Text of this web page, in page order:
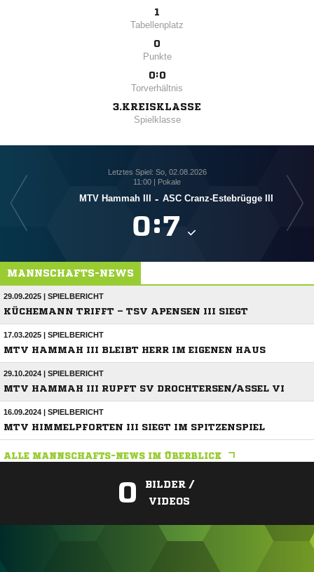
1
Tabellenplatz
0
Punkte
0:0
Torverhältnis
3.KREISKLASSE
Spielklasse
Letztes Spiel: So, 02.08.2026
11:00 | Pokale
MTV Hammah III - ASC Cranz-Estebrügge III
:
MANNSCHAFTS-NEWS
29.09.2025 | SPIELBERICHT
KÜCHEMANN TRIFFT – TSV APENSEN III SIEGT
17.03.2025 | SPIELBERICHT
MTV HAMMAH III BLEIBT HERR IM EIGENEN HAUS
29.10.2024 | SPIELBERICHT
MTV HAMMAH III RUPFT SV DROCHTERSEN/ASSEL VI
16.09.2024 | SPIELBERICHT
MTV HIMMELPFORTEN III SIEGT IM SPITZENSPIEL
ALLE MANNSCHAFTS-NEWS IM ÜBERBLICK
0
BILDER /
VIDEOS